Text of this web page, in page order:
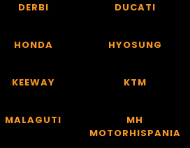
DERBI DUCATI
HONDA HYOSUNG
KEEWAY KTM
MALAGUTI
MH
MOTORHISPANIA